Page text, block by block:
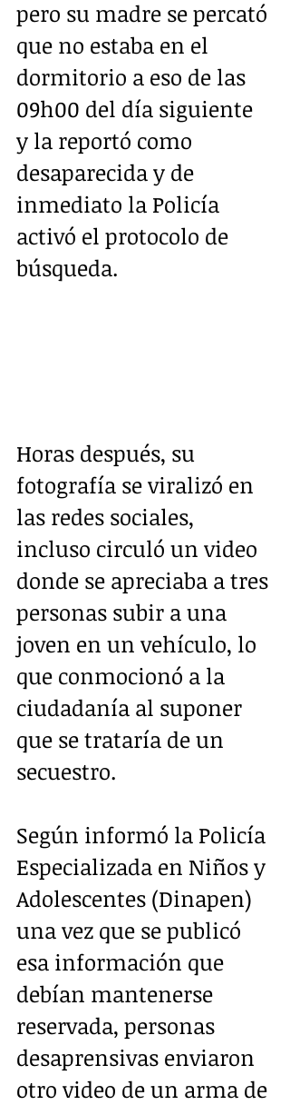
pero su madre se percató
que no estaba en el
dormitorio a eso de las
09h00 del día siguiente
y la reportó como
desaparecida y de
inmediato la Policía
activó el protocolo de
búsqueda.
Horas después, su
fotografía se viralizó en
las redes sociales,
incluso circuló un video
donde se apreciaba a tres
personas subir a una
joven en un vehículo, lo
que conmocionó a la
ciudadanía al suponer
que se trataría de un
secuestro.
Según informó la Policía
Especializada en Niños y
Adolescentes (Dinapen)
una vez que se publicó
esa información que
debían mantenerse
reservada, personas
desaprensivas enviaron
otro video de un arma de